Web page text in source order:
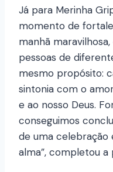
Já para Merinha
momento de
manhã
pessoas de
mesmo propósito:
sintonia com o
e ao nosso Deus.
conseguimos
de uma celebração
alma”, completou a